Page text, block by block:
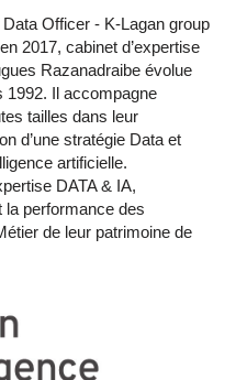
Officer - K-Lagan group
2017, cabinet d’expertise
Razanadraibe évolue
1992. Il accompagne
tailles dans leur
d’une stratégie Data et
artificielle.
DATA & IA,
la performance des
de leur patrimoine de